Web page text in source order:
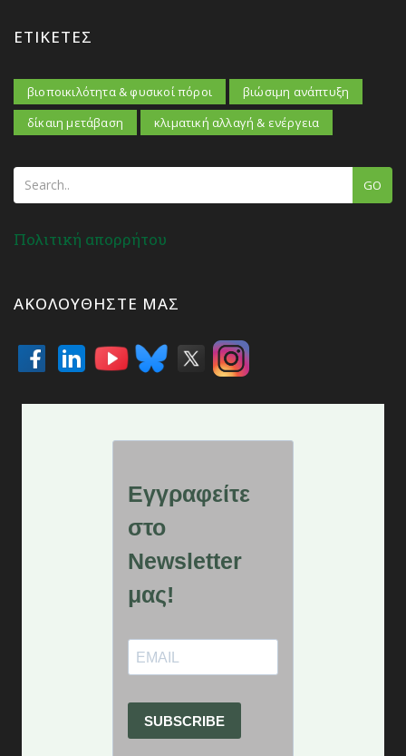
ΕΤΙΚΈΤΕΣ
βιοποικιλότητα & φυσικοί πόροι
βιώσιμη ανάπτυξη
δίκαιη μετάβαση
κλιματική αλλαγή & ενέργεια
GO
Πολιτική απορρήτου
ΑΚΟΛΟΥΘΉΣΤΕ ΜΑΣ